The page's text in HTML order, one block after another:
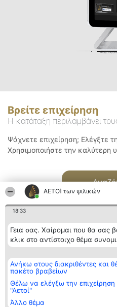
ΑΕΤΟΊ των ψιλικών
18:33
Γεια σας. Χαίρομαι που θα σας
κλικ στο αντίστοιχο θέμα
Ανήκω στους διακριθέντες και
πακέτο βραβείων
Θέλω να ελέγξω την
"Αετοί"
Άλλο θέμα
Βρείτε επιχείρηση
Η κατάταξη περιλαμβάνει
Ψάχνετε επιχείρηση; Ελέγξτε
Χρησιμοποιήστε την καλύτερη
Διοργανωτής της
κατάταξης
BEAUTIFUL COMPANY
ΤΗΛ. ΕΠΙΚΟΙΝΩΝΙΑΣ:
2104128019
email:
των